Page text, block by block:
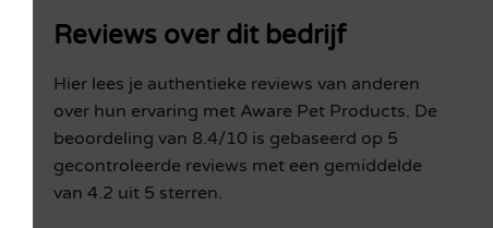
Reviews over dit bedrijf
Hier lees je authentieke reviews van anderen
over hun ervaring met Aware Pet Products. De
beoordeling van 8.4/10 is gebaseerd op 5
gecontroleerde reviews met een gemiddelde
van 4.2 uit 5 sterren.